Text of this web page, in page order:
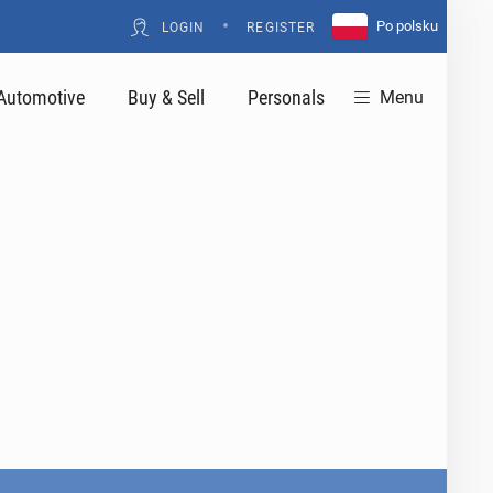
LOGIN • REGISTER Po polsku
Buy & Sell Personals Menu